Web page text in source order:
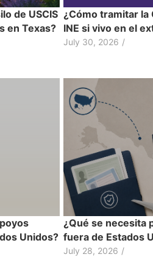
de USCIS
en Texas?
¿Cómo tramitar la
INE si vivo en el
July 30, 2026 /
Unidos?
¿Qué se necesita
fuera de Estados
July 28, 2026 /